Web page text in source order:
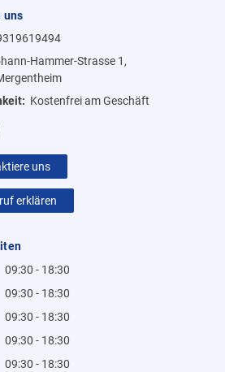
uns
Hammer-Strasse 1,
Kostenfrei am Geschäft
uns
erklären
09:30 - 18:30
09:30 - 18:30
09:30 - 18:30
09:30 - 18:30
09:30 - 18:30